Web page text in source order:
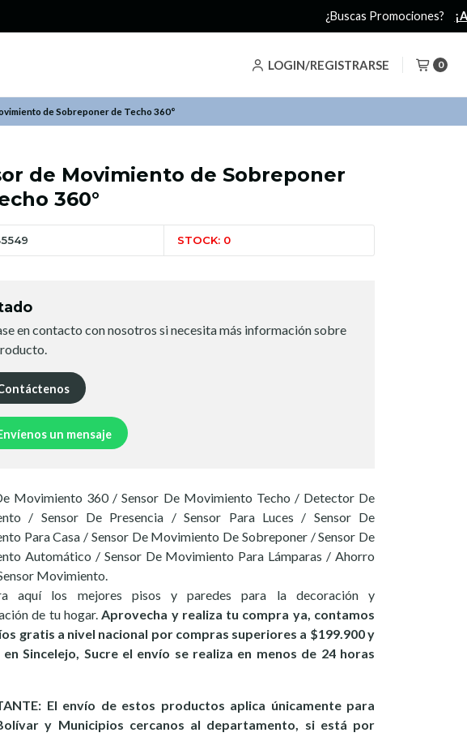
LOGIN/REGISTRARSE 0
de Sobreponer de Techo 360°
de Movimiento de Sobreponer
360°
STOCK: 0
en contacto con nosotros si necesita más información sobre
un mensaje
Movimiento 360 / Sensor De Movimiento Techo / Detector De
/ Sensor De Presencia / Sensor Para Luces / Sensor De
Para Casa / Sensor De Movimiento De Sobreponer / Sensor De
Automático / Sensor De Movimiento Para Lámparas / Ahorro
Movimiento.
aquí los mejores pisos y paredes para la decoración y
de tu hogar. Aprovecha y realiza tu compra ya, contamos
gratis a nivel nacional por compras superiores a $199.900 y
Sincelejo, Sucre el envío se realiza en menos de 24 horas
El envío de estos productos aplica únicamente para
y Municipios cercanos al departamento, si está por